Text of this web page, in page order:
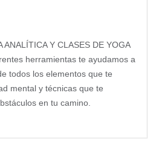
ANALÍTICA Y CLASES DE YOGA
herramientas te ayudamos a
todos los elementos que te
mental y técnicas que te
en tu camino.